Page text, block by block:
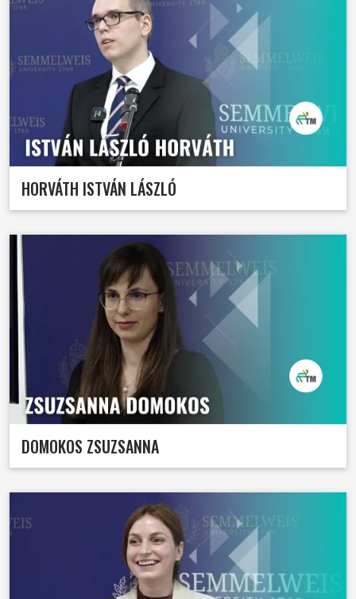
HORVÁTH ISTVÁN LÁSZLÓ
DOMOKOS ZSUZSANNA